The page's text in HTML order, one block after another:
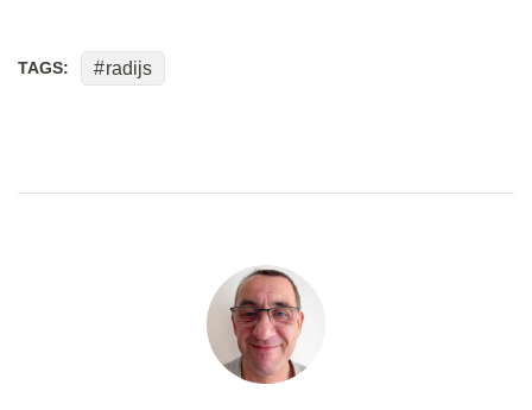
TAGS: radijs